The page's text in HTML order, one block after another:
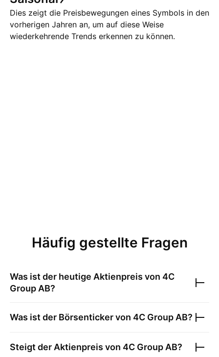
Dies zeigt die Preisbewegungen eines Symbols in den
vorherigen Jahren an, um auf diese Weise
wiederkehrende Trends erkennen zu können.
Häufig gestellte Fragen
Was ist der heutige Aktienpreis von 4C
Group AB?
Was ist der Börsenticker von 4C Group AB?
Steigt der Aktienpreis von 4C Group AB?